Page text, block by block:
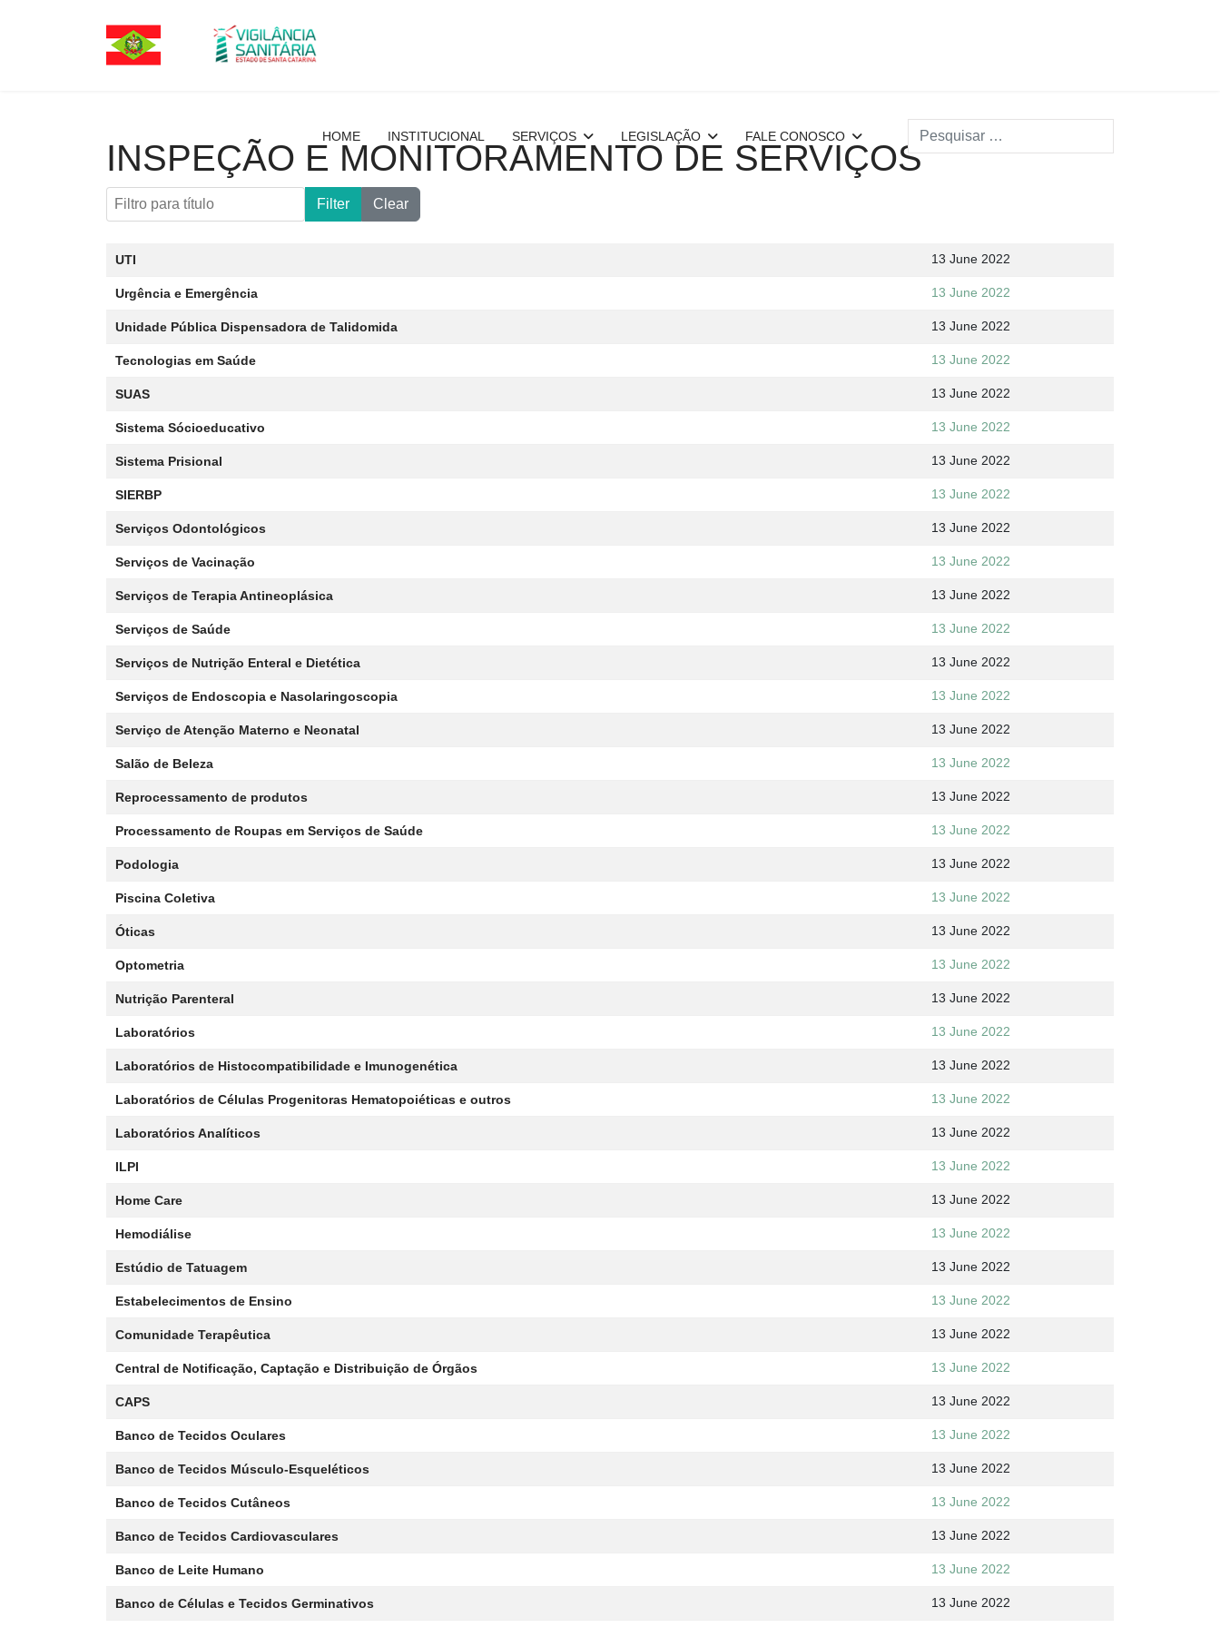
HOME INSTITUCIONAL SERVIÇOS LEGISLAÇÃO FALE CONOSCO
Search
INSPEÇÃO E MONITORAMENTO DE SERVIÇOS
Filtro para título
Filter Clear
Title
UTI 13 June 2022
Urgência e Emergência 13 June 2022
Unidade Pública Dispensadora de Talidomida 13 June 2022
Tecnologias em Saúde 13 June 2022
SUAS 13 June 2022
Sistema Sócioeducativo 13 June 2022
Sistema Prisional 13 June 2022
SIERBP 13 June 2022
Serviços Odontológicos 13 June 2022
Serviços de Vacinação 13 June 2022
Serviços de Terapia Antineoplásica 13 June 2022
Serviços de Saúde 13 June 2022
Serviços de Nutrição Enteral e Dietética 13 June 2022
Serviços de Endoscopia e Nasolaringoscopia 13 June 2022
Serviço de Atenção Materno e Neonatal 13 June 2022
Salão de Beleza 13 June 2022
Reprocessamento de produtos 13 June 2022
Processamento de Roupas em Serviços de Saúde 13 June 2022
Podologia 13 June 2022
Piscina Coletiva 13 June 2022
Óticas 13 June 2022
Optometria 13 June 2022
Nutrição Parenteral 13 June 2022
Laboratórios 13 June 2022
Laboratórios de Histocompatibilidade e Imunogenética 13 June 2022
Laboratórios de Células Progenitoras Hematopoiéticas e outros 13 June 2022
Laboratórios Analíticos 13 June 2022
ILPI 13 June 2022
Home Care 13 June 2022
Hemodiálise 13 June 2022
Estúdio de Tatuagem 13 June 2022
Estabelecimentos de Ensino 13 June 2022
Comunidade Terapêutica 13 June 2022
Central de Notificação, Captação e Distribuição de Órgãos 13 June 2022
CAPS 13 June 2022
Banco de Tecidos Oculares 13 June 2022
Banco de Tecidos Músculo-Esqueléticos 13 June 2022
Banco de Tecidos Cutâneos 13 June 2022
Banco de Tecidos Cardiovasculares 13 June 2022
Banco de Leite Humano 13 June 2022
Banco de Células e Tecidos Germinativos 13 June 2022